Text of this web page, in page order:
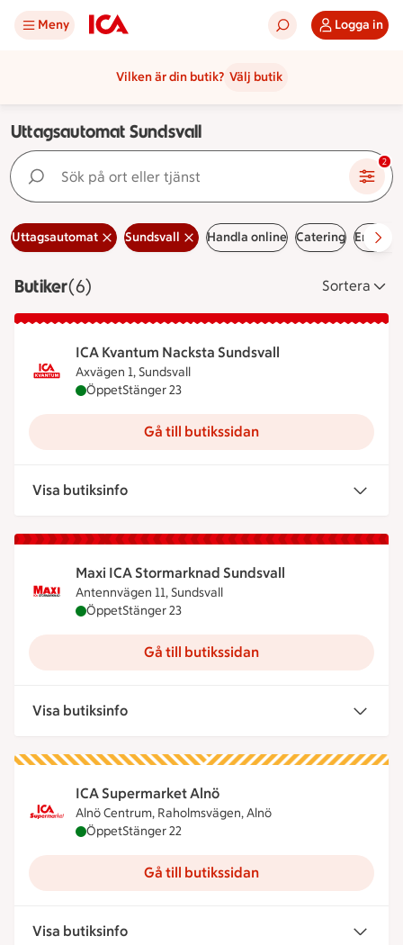
Meny Logga in
Vilken är din butik? Välj butik
Uttagsautomat Sundsvall
Sök på ort eller tjänst 2
Uttagsautomat Sundsvall Handla online Catering
ButikerVisar 6 stycken
(6) Sortera
ICA Kvantum Nacksta Sundsvall
Axvägen 1, Sundsvall
ICA Kvantum Nacksta Sundsvall är öppen nu,
ÖppetStänger 23
Gå till butikssidan
Visa butiksinfo
Maxi ICA Stormarknad Sundsvall
Antennvägen 11, Sundsvall
Maxi ICA Stormarknad Sundsvall är öppen nu,
ÖppetStänger 23
Gå till butikssidan
Visa butiksinfo
ICA Supermarket Alnö
Alnö Centrum, Raholmsvägen, Alnö
ICA Supermarket Alnö är öppen nu, stänger
ÖppetStänger 22
Gå till butikssidan
Visa butiksinfo